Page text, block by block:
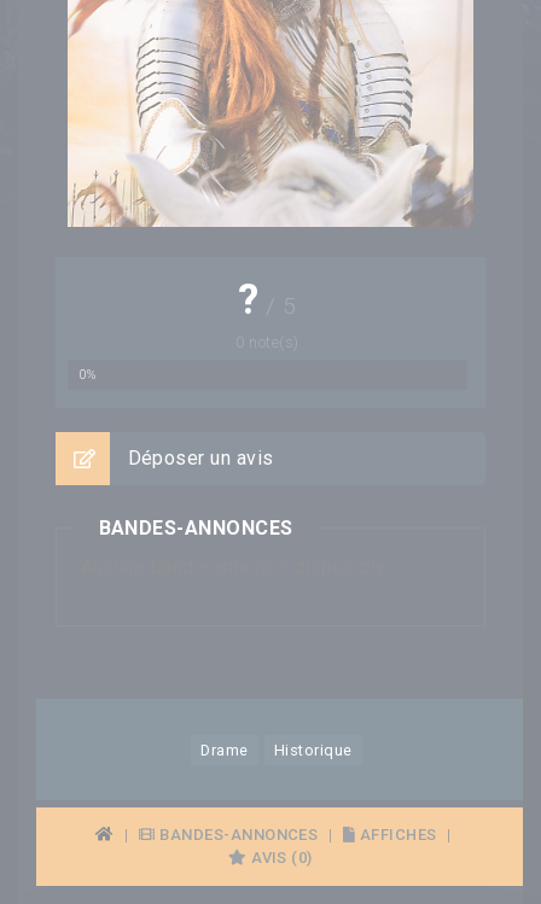
? / 5
note(s)
0%
Déposer un avis
BANDES-ANNONCES
Drame Historique
| BANDES-ANNONCES | AFFICHES
|
AVIS (0)